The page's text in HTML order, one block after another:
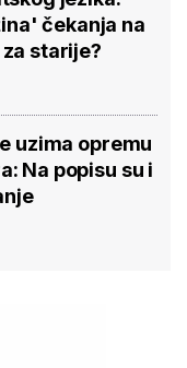
čekanja na
starije?
uzima opremu
Na popisu su i